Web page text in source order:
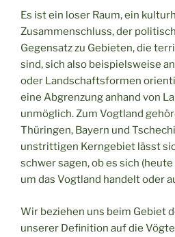
Es ist ein loser Raum, ein
Zusammenschluss, der
Gegensatz zu Gebieten, die
sind, sich also beispielsweise
oder Landschaftsformen
eine Abgrenzung anhand von
unmöglich. Zum Vogtland
Thüringen, Bayern und
unstrittigen Kerngebiet lässt
schwer sagen, ob es sich
um das Vogtland handelt oder
Wir beziehen uns beim Gebiet
unserer Definition auf die